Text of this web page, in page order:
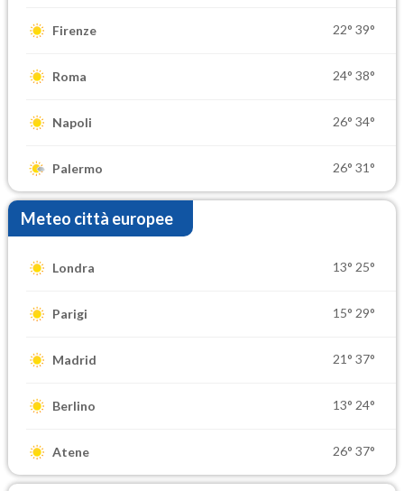
Firenze 22° 39°
Roma 24° 38°
Napoli 26° 34°
Palermo 26° 31°
Meteo città europee
Londra 13° 25°
Parigi 15° 29°
Madrid 21° 37°
Berlino 13° 24°
Atene 26° 37°